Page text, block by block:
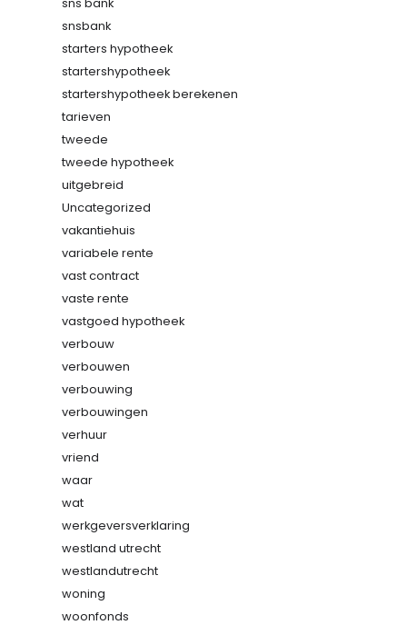
snsbank
starters hypotheek
startershypotheek
startershypotheek berekenen
tarieven
tweede
tweede hypotheek
uitgebreid
Uncategorized
vakantiehuis
variabele rente
vast contract
vaste rente
vastgoed hypotheek
verbouw
verbouwen
verbouwing
verbouwingen
verhuur
vriend
waar
wat
werkgeversverklaring
westland utrecht
westlandutrecht
woning
woonfonds